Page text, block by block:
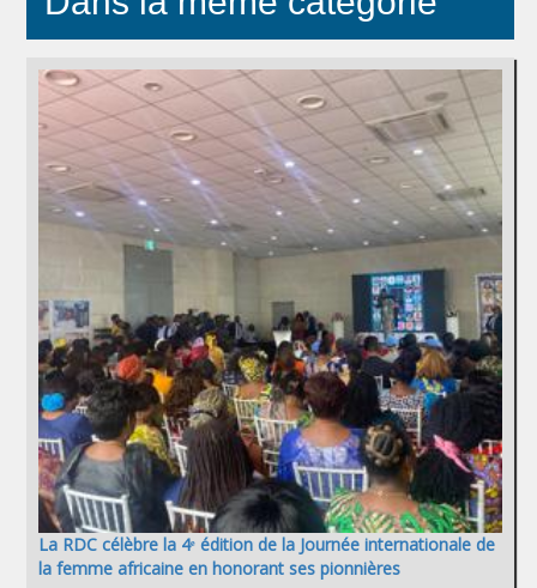
La RDC célèbre la 4ᵉ édition de la Journée internationale de
la femme africaine en honorant ses pionnières